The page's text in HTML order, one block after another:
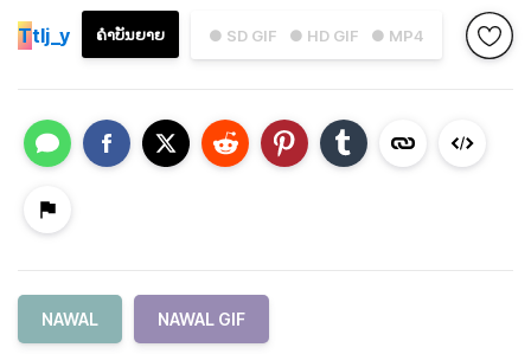
● SD GIF ● HD GIF ● MP4
ຄຳບັນຍາຍ
Ttlj_y
NAWAL NAWAL GIF